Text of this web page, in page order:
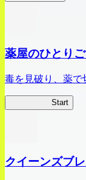
薬屋のひとり
毒を見破り、薬
Start
クイーンズブ